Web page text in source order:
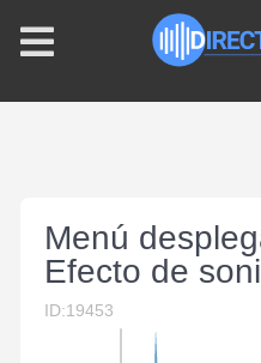
Menú
Efecto de
ID:19453